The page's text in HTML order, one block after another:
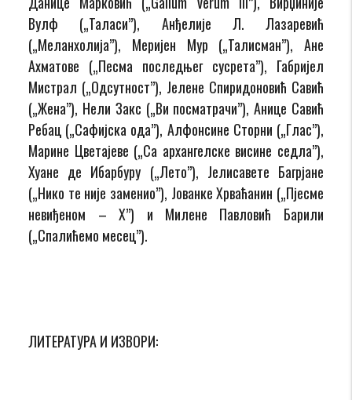
Вулф („Таласи”), Анђелије Л. Лазаревић
(„Меланхолија”), Меријен Мур („Талисман”), Ане
Ахматове („Песма последњег сусрета”), Габријел
Мистрал („Одсутност”), Јелене Спиридоновић Савић
(„Жена”), Нели Закс („Ви посматрачи”), Анице Савић
Ребац („Сафијска ода”), Алфонсине Сторни („Глас”),
Марине Цветајеве („Са архангелске висине седла”),
Хуане де Ибарбуру („Лето”), Јелисавете Багрјане
(„Нико те није заменио”), Јованке Хрваћанин („Пјесме
невиђеном – Х”) и Милене Павловић Барили
(„Спалићемо месец”).
ЛИТЕРАТУРА И ИЗВОРИ: